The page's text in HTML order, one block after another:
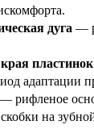
дуга —
пластинок
адаптации
— рифленое
на